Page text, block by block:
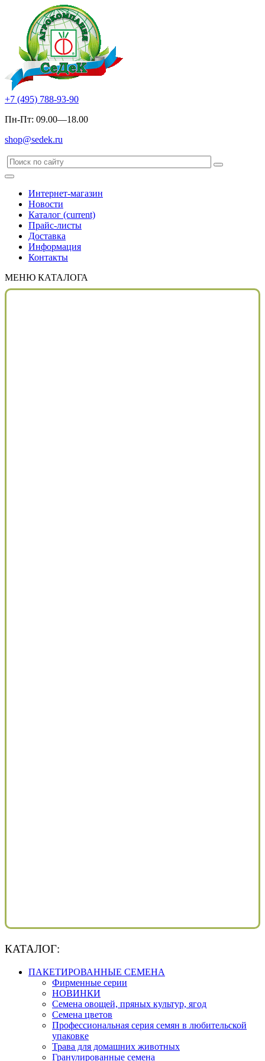
+7 (495) 788-93-90
Пн-Пт: 09.00—18.00
shop@sedek.ru
Интернет-магазин
Новости
Каталог (current)
Прайс-листы
Доставка
Информация
Контакты
МЕНЮ КАТАЛОГА
КАТАЛОГ:
ПАКЕТИРОВАННЫЕ СЕМЕНА
Фирменные серии
НОВИНКИ
Семена овощей, пряных культур, ягод
Семена цветов
Профессиональная серия семян в любительской
упаковке
Трава для домашних животных
Гранулированные семена